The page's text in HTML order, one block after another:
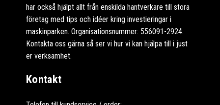
har också hjälpt allt från enskilda hantverkare till stora
företag med tips och idéer kring investieringar i
maskinparken. Organisationsnummer: 556091-2924.
Kontakta oss gärna så ser vi hur vi kan hjälpa till i just
er verksamhet.
Kontakt